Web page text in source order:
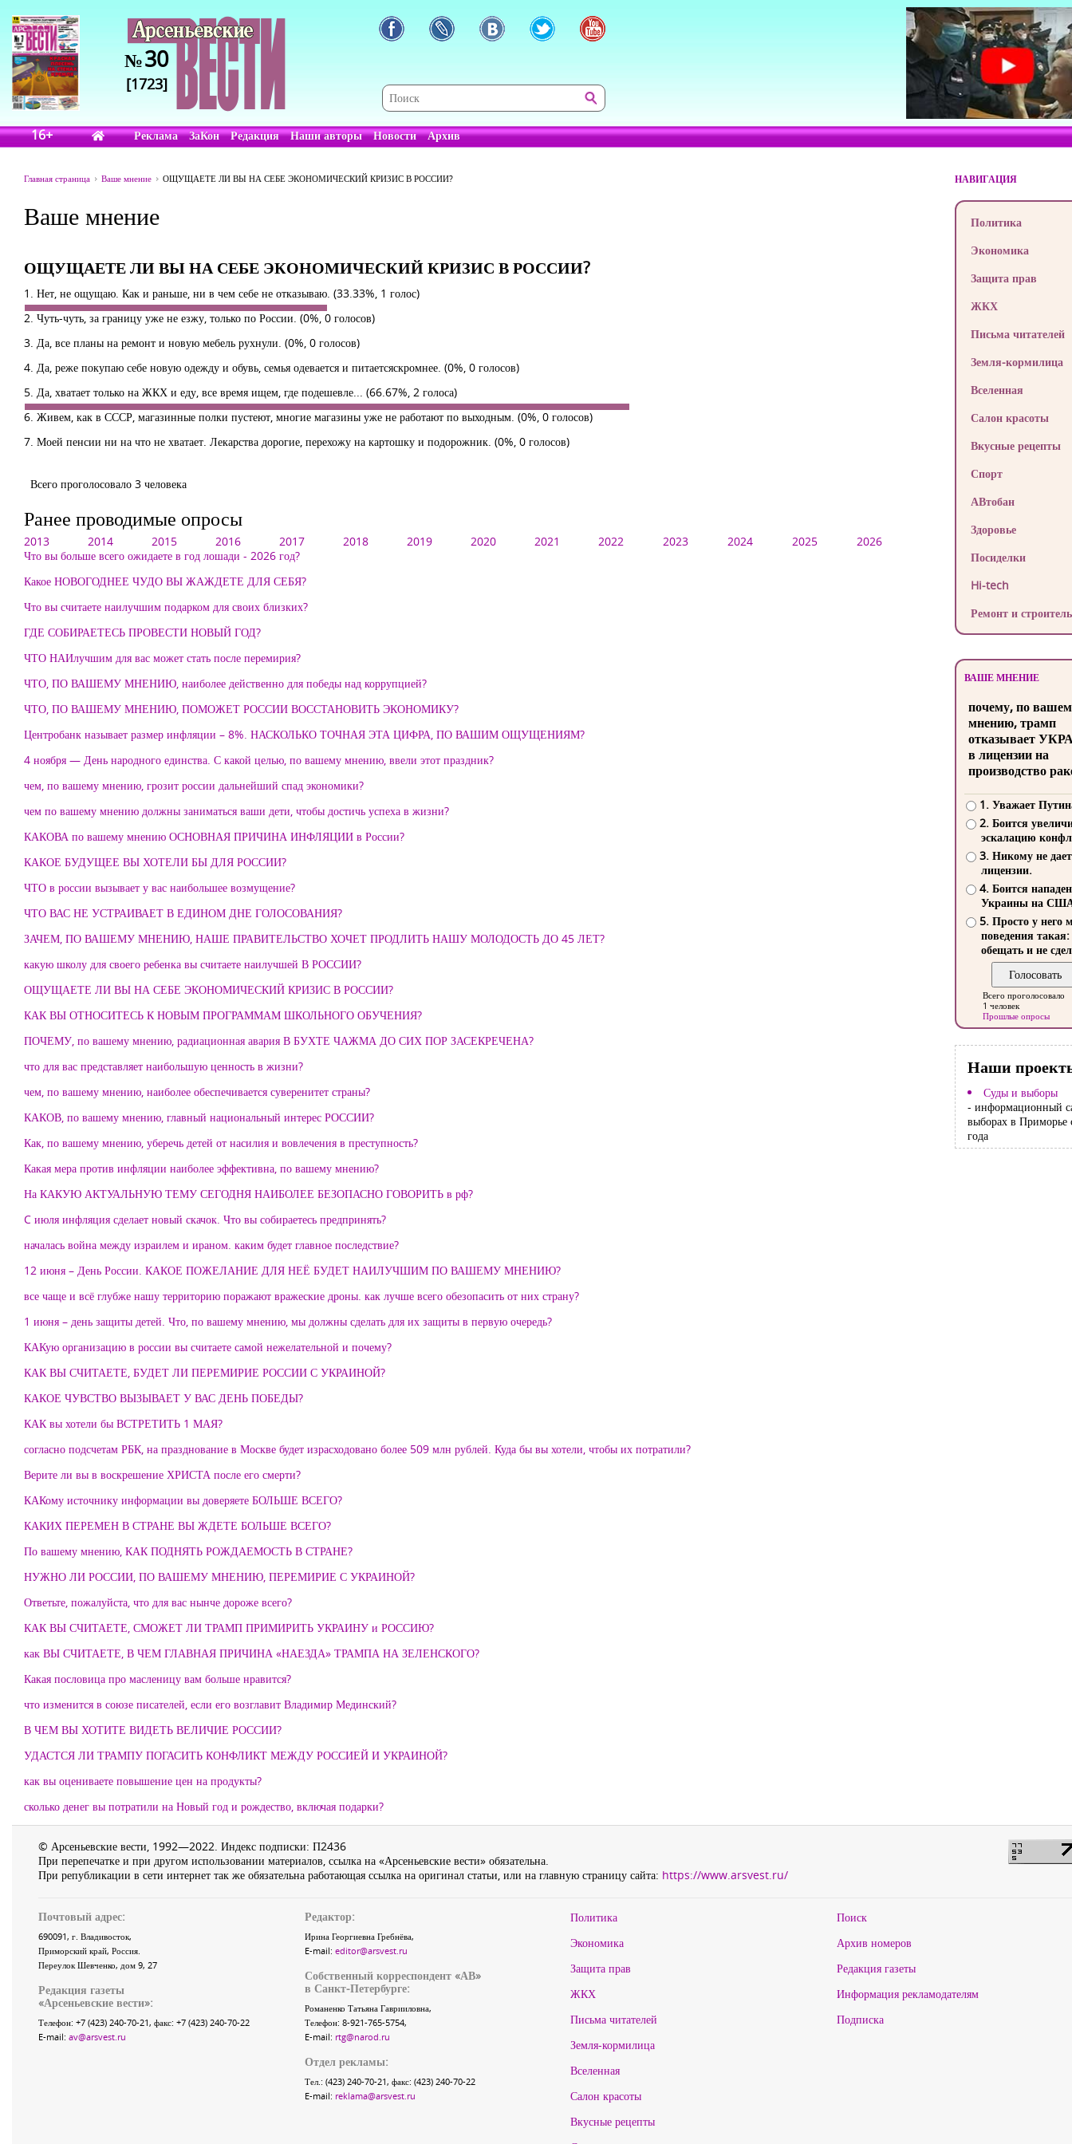
№30
[1723]
16+ Реклама ЗаКон Редакция Наши авторы Новости Архив
Главная страница Ваше мнение ОЩУЩАЕТЕ ЛИ ВЫ НА СЕБЕ ЭКОНОМИЧЕСКИЙ КРИЗИС В РОССИИ?
Ваше мнение
ОЩУЩАЕТЕ ЛИ ВЫ НА СЕБЕ ЭКОНОМИЧЕСКИЙ КРИЗИС В РОССИИ?
1. Нет, не ощущаю. Как и раньше, ни в чем себе не отказываю. (33.33%, 1 голос)
2. Чуть-чуть, за границу уже не езжу, только по России. (0%, 0 голосов)
3. Да, все планы на ремонт и новую мебель рухнули. (0%, 0 голосов)
4. Да, реже покупаю себе новую одежду и обувь, семья одевается и питаетсяскромнее. (0%, 0 голосов)
5. Да, хватает только на ЖКХ и еду, все время ищем, где подешевле... (66.67%, 2 голоса)
6. Живем, как в СССР, магазинные полки пустеют, многие магазины уже не работают по выходным. (0%, 0 голосов)
7. Моей пенсии ни на что не хватает. Лекарства дорогие, перехожу на картошку и подорожник. (0%, 0 голосов)
Всего проголосовало 3 человека
Ранее проводимые опросы
2013 2014 2015 2016 2017 2018 2019 2020 2021 2022 2023 2024 2025
2026
Что вы больше всего ожидаете в год лошади - 2026 год?
Какое НОВОГОДНЕЕ ЧУДО ВЫ ЖАЖДЕТЕ ДЛЯ СЕБЯ?
Что вы считаете наилучшим подарком для своих близких?
ГДЕ СОБИРАЕТЕСЬ ПРОВЕСТИ НОВЫЙ ГОД?
ЧТО НАИлучшим для вас может стать после перемирия?
ЧТО, ПО ВАШЕМУ МНЕНИЮ, наиболее действенно для победы над коррупцией?
ЧТО, ПО ВАШЕМУ МНЕНИЮ, ПОМОЖЕТ РОССИИ ВОССТАНОВИТЬ ЭКОНОМИКУ?
Центробанк называет размер инфляции – 8%. НАСКОЛЬКО ТОЧНАЯ ЭТА ЦИФРА, ПО ВАШИМ ОЩУЩЕНИЯМ?
4 ноября — День народного единства. С какой целью, по вашему мнению, ввели этот праздник?
чем, по вашему мнению, грозит россии дальнейший спад экономики?
чем по вашему мнению должны заниматься ваши дети, чтобы достичь успеха в жизни?
КАКОВА по вашему мнению ОСНОВНАЯ ПРИЧИНА ИНФЛЯЦИИ в России?
КАКОЕ БУДУЩЕЕ ВЫ ХОТЕЛИ БЫ ДЛЯ РОССИИ?
ЧТО в россии вызывает у вас наибольшее возмущение?
ЧТО ВАС НЕ УСТРАИВАЕТ В ЕДИНОМ ДНЕ ГОЛОСОВАНИЯ?
ЗАЧЕМ, ПО ВАШЕМУ МНЕНИЮ, НАШЕ ПРАВИТЕЛЬСТВО ХОЧЕТ ПРОДЛИТЬ НАШУ МОЛОДОСТЬ ДО 45 ЛЕТ?
какую школу для своего ребенка вы считаете наилучшей В РОССИИ?
ОЩУЩАЕТЕ ЛИ ВЫ НА СЕБЕ ЭКОНОМИЧЕСКИЙ КРИЗИС В РОССИИ?
КАК ВЫ ОТНОСИТЕСЬ К НОВЫМ ПРОГРАММАМ ШКОЛЬНОГО ОБУЧЕНИЯ?
ПОЧЕМУ, по вашему мнению, радиационная авария В БУХТЕ ЧАЖМА ДО СИХ ПОР ЗАСЕКРЕЧЕНА?
что для вас представляет наибольшую ценность в жизни?
чем, по вашему мнению, наиболее обеспечивается суверенитет страны?
КАКОВ, по вашему мнению, главный национальный интерес РОССИИ?
Как, по вашему мнению, уберечь детей от насилия и вовлечения в преступность?
Какая мера против инфляции наиболее эффективна, по вашему мнению?
На КАКУЮ АКТУАЛЬНУЮ ТЕМУ СЕГОДНЯ НАИБОЛЕЕ БЕЗОПАСНО ГОВОРИТЬ в рф?
C июля инфляция сделает новый скачок. Что вы собираетесь предпринять?
началась война между израилем и ираном. каким будет главное последствие?
12 июня – День России. КАКОЕ ПОЖЕЛАНИЕ ДЛЯ НЕЁ БУДЕТ НАИЛУЧШИМ ПО ВАШЕМУ МНЕНИЮ?
все чаще и всё глубже нашу территорию поражают вражеские дроны. как лучше всего обезопасить от них страну?
1 июня – день защиты детей. Что, по вашему мнению, мы должны сделать для их защиты в первую очередь?
КАКую организацию в россии вы считаете самой нежелательной и почему?
КАК ВЫ СЧИТАЕТЕ, БУДЕТ ЛИ ПЕРЕМИРИЕ РОССИИ С УКРАИНОЙ?
КАКОЕ ЧУВСТВО ВЫЗЫВАЕТ У ВАС ДЕНЬ ПОБЕДЫ?
КАК вы хотели бы ВСТРЕТИТЬ 1 МАЯ?
согласно подсчетам РБК, на празднование в Москве будет израсходовано более 509 млн рублей. Куда бы вы хотели, чтобы их потратили?
Верите ли вы в воскрешение ХРИСТА после его смерти?
КАКому источнику информации вы доверяете БОЛЬШЕ ВСЕГО?
КАКИХ ПЕРЕМЕН В СТРАНЕ ВЫ ЖДЕТЕ БОЛЬШЕ ВСЕГО?
По вашему мнению, КАК ПОДНЯТЬ РОЖДАЕМОСТЬ В СТРАНЕ?
НУЖНО ЛИ РОССИИ, ПО ВАШЕМУ МНЕНИЮ, ПЕРЕМИРИЕ С УКРАИНОЙ?
Ответьте, пожалуйста, что для вас нынче дороже всего?
КАК ВЫ СЧИТАЕТЕ, СМОЖЕТ ЛИ ТРАМП ПРИМИРИТЬ УКРАИНУ и РОССИЮ?
как ВЫ СЧИТАЕТЕ, В ЧЕМ ГЛАВНАЯ ПРИЧИНА «НАЕЗДА» ТРАМПА НА ЗЕЛЕНСКОГО?
Какая пословица про масленицу вам больше нравится?
что изменится в союзе писателей, если его возглавит Владимир Мединский?
В ЧЕМ ВЫ ХОТИТЕ ВИДЕТЬ ВЕЛИЧИЕ РОССИИ?
УДАСТСЯ ЛИ ТРАМПУ ПОГАСИТЬ КОНФЛИКТ МЕЖДУ РОССИЕЙ И УКРАИНОЙ?
как вы оцениваете повышение цен на продукты?
сколько денег вы потратили на Новый год и рождество, включая подарки?
НАВИГАЦИЯ
Политика
Экономика
Защита прав
ЖКХ
Письма читателей
Земля-кормилица
Вселенная
Салон красоты
Вкусные рецепты
Спорт
АВтобан
Здоровье
Посиделки
Hi-tech
Ремонт и
ВАШЕ МНЕНИЕ
почему, по
мнению, трамп
отказывает
в лицензии на
производство
1. Уважает
2. Боится
эскалацию
3. Никому не
лицензии.
4. Боится
Украины на
5. Просто у него
поведения такая:
обещать и не
Всего проголосовало
1 человек
Прошлые опросы
Наши
Суды и выборы
- информационный
выборах в Приморье
года
© Арсеньевские вести, 1992—2022. Индекс подписки: П2436
При перепечатке и при другом использовании материалов, ссылка на «Арсеньевские вести» обязательна.
При републикации в сети интернет так же обязательна работающая ссылка на оригинал статьи, или на главную страницу сайта: https://www.arsvest.ru/
Почтовый адрес:
690091, г. Владивосток,
Приморский край, Россия.
Переулок Шевченко, дом 9, 27
Редакция газеты
«Арсеньевские вести»:
Телефон: +7 (423) 240-70-21, факс: +7 (423) 240-70-22
E-mail: av@arsvest.ru
Редактор:
Ирина Георгиевна Гребнёва,
E-mail: editor@arsvest.ru
Собственный корреспондент «АВ»
в Санкт-Петербурге:
Романенко Татьяна Гаврииловна,
Телефон: 8-921-765-5754,
E-mail: rtg@narod.ru
Отдел рекламы:
Тел.: (423) 240-70-21, факс: (423) 240-70-22
E-mail: reklama@arsvest.ru
Политика
Экономика
Защита прав
ЖКХ
Письма читателей
Земля-кормилица
Вселенная
Салон красоты
Вкусные рецепты
Поиск
Архив номеров
Редакция газеты
Информация рекламодателям
Подписка